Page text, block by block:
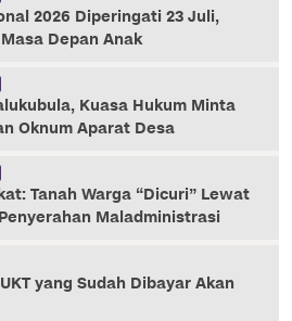
2026 Diperingati 23 Juli,
Depan Anak
Kuasa Hukum Minta
Oknum Aparat Desa
Tanah Warga “Dicuri” Lewat
Maladministrasi
yang Sudah Dibayar Akan